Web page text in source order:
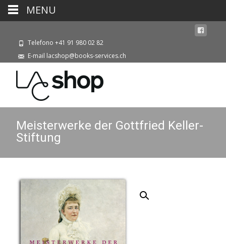
Telefono +41 91 980 02 82
E-mail lacshop@books-services.ch
Meisterwerke der Gottfried Keller-
Stiftung
MENU